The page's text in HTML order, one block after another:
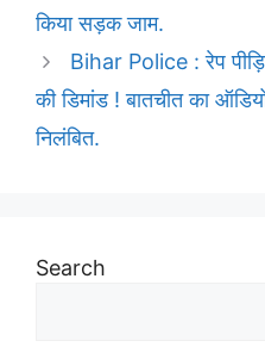
किया सड़क जाम.
Bihar Police : रेप
की डिमांड ! बातचीत का
निलंबित.
Search